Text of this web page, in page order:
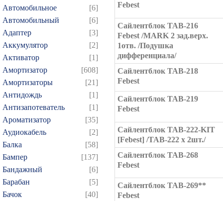
Автомобильное
[6]
Автомобильный
[6]
Адаптер
[3]
Аккумулятор
[2]
Активатор
[1]
Амортизатор
[608]
Амортизаторы
[21]
Антидождь
[1]
Антизапотеватель
[1]
Ароматизатор
[35]
Аудиокабель
[2]
Балка
[58]
Бампер
[137]
Бандажный
[6]
Барабан
[5]
Бачок
[40]
Febest
Сайлентблок TAB-216
Febest /MARK 2 зад.верх.
1отв. /Подушка
дифференциала/
Сайлентблок TAB-218
Febest
Сайлентблок TAB-219
Febest
Сайлентблок TAB-222-KIT
[Febest] /TAB-222 x 2шт./
Сайлентблок TAB-268
Febest
Сайлентблок TAB-269**
Febest